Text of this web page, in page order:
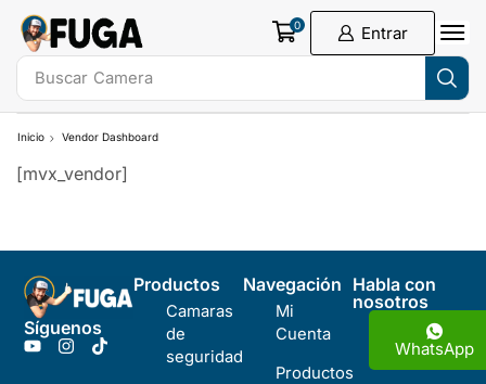
Buscar Camera
0 Entrar
Inicio Vendor Dashboard
[mvx_vendor]
Síguenos
Productos
Camaras
de
seguridad
Navegación
Mi
Cuenta
Productos
Habla con
nosotros
WhatsApp